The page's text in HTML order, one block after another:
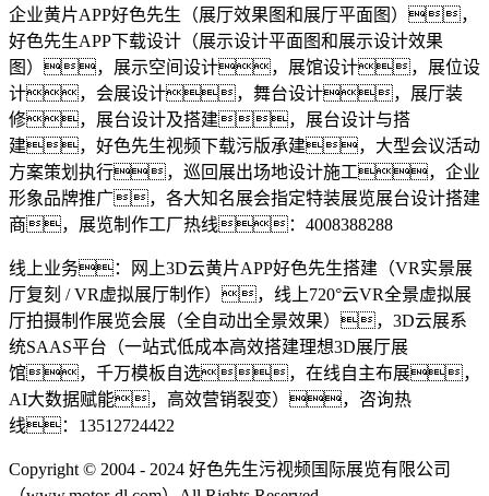
企业黄片APP好色先生（展厅效果图和展厅平面图），
好色先生APP下载设计（展示设计平面图和展示设计效果
图），展示空间设计，展馆设计，展位设
计，会展设计，舞台设计，展厅装
修，展台设计及搭建，展台设计与搭
建，好色先生视频下载污版承建，大型会议活动
方案策划执行，巡回展出场地设计施工，企业
形象品牌推广，各大知名展会指定特装展览展台设计搭建
商，展览制作工厂热线：4008388288
线上业务：网上3D云黄片APP好色先生搭建（VR实景展
厅复刻 / VR虚拟展厅制作），线上720°云VR全景虚拟展
厅拍摄制作展览会展（全自动出全景效果），3D云展系
统SAAS平台（一站式低成本高效搭建理想3D展厅展
馆，千万模板自选，在线自主布展，
AI大数据赋能，高效营销裂变），咨询热
线：13512724422
Copyright © 2004 - 2024 好色先生污视频国际展览有限公司